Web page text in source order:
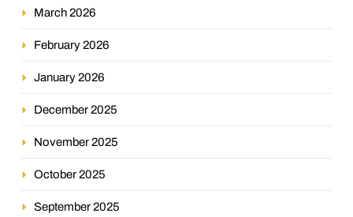
March 2026
February 2026
January 2026
December 2025
November 2025
October 2025
September 2025